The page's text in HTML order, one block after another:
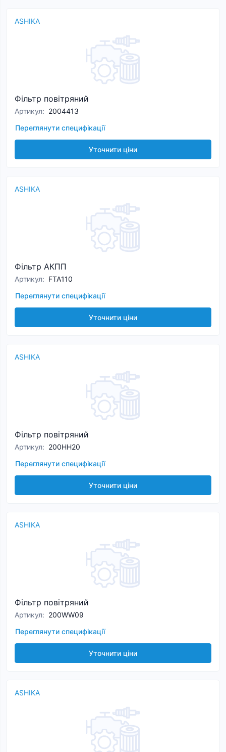
ASHIKA
Фільтр повітряний
Артикул: 2004413
Переглянути специфікації
Уточнити ціни
ASHIKA
Фільтр АКПП
Артикул: FTA110
Переглянути специфікації
Уточнити ціни
ASHIKA
Фільтр повітряний
Артикул: 200HH20
Переглянути специфікації
Уточнити ціни
ASHIKA
Фільтр повітряний
Артикул: 200WW09
Переглянути специфікації
Уточнити ціни
ASHIKA